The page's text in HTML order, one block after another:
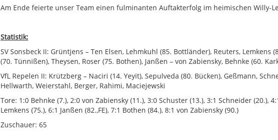
Am Ende feierte unser Team einen fulminanten Auftakterfolg im heimischen Willy-
Statistik:
SV Sonsbeck II: Grüntjens – Ten Elsen, Lehmkuhl (85. Bottländer), Reuters, Lemkens
(70. Tünnißen), Theysen, Roser (75. Bothen), Janßen – von Zabiensky, Behnke (60.
VfL Repelen II: Krützberg – Naciri (14. Yeyit), Sepulveda (80. Bücken), Geßmann,
Hellwarth, Weierstahl, Berger, Rahimi, Maciejewski
Tore: 1:0 Behnke (7.), 2:0 von Zabiensky (11.), 3:0 Schuster (13.), 3:1 Schneider (20.),
Lemkens (75.), 6:1 Janßen (82.,FE), 7:1 Bothen (84.), 8:1 von Zabiensky (90.)
Zuschauer: 65